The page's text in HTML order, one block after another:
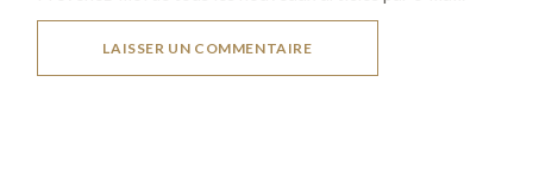
LAISSER UN COMMENTAIRE